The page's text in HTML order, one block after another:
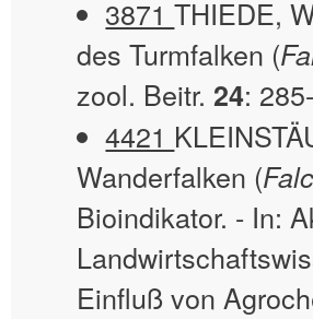
3871THIEDE,
des Turmfalken (
zool. Beitr. 24:
4421
Wanderfalken (
Bioindikator. - In:
Einfluß von